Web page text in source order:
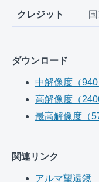
クレジット
ダウンロード
中解像度（940
高解像度（
最高解像度（
関連リンク
アルマ望遠鏡